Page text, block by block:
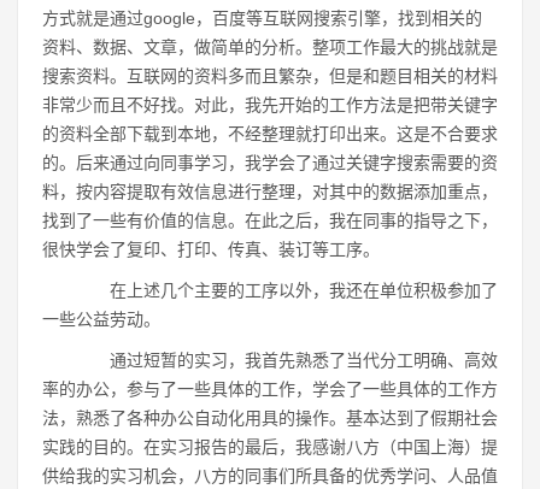
方式就是通过google，百度等互联网搜索引擎，找到相关的
资料、数据、文章，做简单的分析。整项工作最大的挑战就是
搜索资料。互联网的资料多而且繁杂，但是和题目相关的材料
非常少而且不好找。对此，我先开始的工作方法是把带关键字
的资料全部下载到本地，不经整理就打印出来。这是不合要求
的。后来通过向同事学习，我学会了通过关键字搜索需要的资
料，按内容提取有效信息进行整理，对其中的数据添加重点，
找到了一些有价值的信息。在此之后，我在同事的指导之下，
很快学会了复印、打印、传真、装订等工序。
在上述几个主要的工序以外，我还在单位积极参加了
一些公益劳动。
通过短暂的实习，我首先熟悉了当代分工明确、高效
率的办公，参与了一些具体的工作，学会了一些具体的工作方
法，熟悉了各种办公自动化用具的操作。基本达到了假期社会
实践的目的。在实习报告的最后，我感谢八方（中国上海）提
供给我的实习机会，八方的同事们所具备的优秀学问、人品值